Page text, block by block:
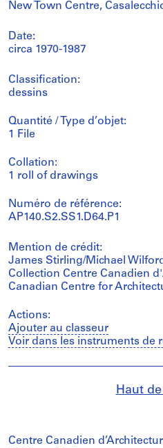
New Town Centre,
Date:
circa 1970-1987
Classification:
dessins
Quantité / Type d’objet:
1 File
Collation:
1 roll of drawings
Numéro de référence:
AP140.S2.SS1.D64.P1
Mention de crédit:
James Stirling/Michael
Collection Centre Canadien
Canadian Centre for
Actions:
Ajouter au classeur
Voir dans les instruments de
Haut
Centre Canadien